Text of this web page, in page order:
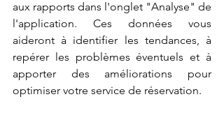
aux rapports dans l'onglet "Analyse" de
l'application. Ces données vous
aideront à identifier les tendances, à
repérer les problèmes éventuels et à
apporter des améliorations pour
optimiser votre service de réservation.